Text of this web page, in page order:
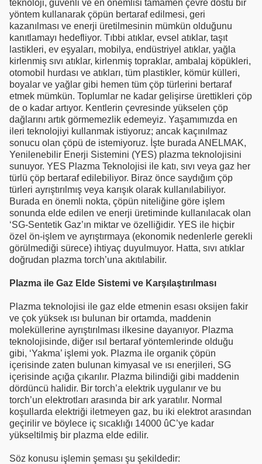
teknoloji, güvenli ve en önemlisi tamamen çevre dostu bir
yöntem kullanarak çöpün bertaraf edilmesi, geri
kazanılması ve enerji üretilmesinin mümkün olduğunu
kanıtlamayı hedefliyor. Tıbbi atıklar, evsel atıklar, taşıt
lastikleri, ev eşyaları, mobilya, endüstriyel atıklar, yağla
kirlenmiş sıvı atıklar, kirlenmiş topraklar, ambalaj köpükleri,
otomobil hurdası ve atıkları, tüm plastikler, kömür külleri,
boyalar ve yağlar gibi hemen tüm çöp türlerini bertaraf
etmek mümkün. Toplumlar ne kadar gelişirse ürettikleri çöp
de o kadar artıyor. Kentlerin çevresinde yükselen çöp
dağlarını artık görmemezlik edemeyiz. Yaşamımızda en
ileri teknolojiyi kullanmak istiyoruz; ancak kaçınılmaz
sonucu olan çöpü de istemiyoruz. İşte burada ANELMAK,
Yenilenebilir Enerji Sistemini (YES) plazma teknolojisini
sunuyor. YES Plazma Teknolojisi ile katı, sıvı veya gaz her
türlü çöp bertaraf edilebiliyor. Biraz önce saydığım çöp
türleri ayrıştırılmış veya karışık olarak kullanılabiliyor.
Burada en önemli nokta, çöpün niteliğine göre işlem
sonunda elde edilen ve enerji üretiminde kullanılacak olan
‘SG-Sentetik Gaz’ın miktar ve özelliğidir. YES ile hiçbir
özel ön-işlem ve ayrıştırmaya (ekonomik nedenlerle gerekli
görülmediği sürece) ihtiyaç duyulmuyor. Hatta, sıvı atıklar
doğrudan plazma torch’una akıtılabilir.
Plazma ile Gaz Elde Sistemi ve Karşılaştırılması
Plazma teknolojisi ile gaz elde etmenin esası oksijen fakir
ve çok yüksek ısı bulunan bir ortamda, maddenin
moleküllerine ayrıştırılması ilkesine dayanıyor. Plazma
teknolojisinde, diğer ısıl bertaraf yöntemlerinde olduğu
gibi, ‘Yakma’ işlemi yok. Plazma ile organik çöpün
içerisinde zaten bulunan kimyasal ve ısı enerjileri, SG
içerisinde açığa çıkarılır. Plazma bilindiği gibi maddenin
dördüncü halidir. Bir torch’a elektrik uygulanır ve bu
torch’un elektrotları arasında bir ark yaratılır. Normal
koşullarda elektriği iletmeyen gaz, bu iki elektrot arasından
geçirilir ve böylece iç sıcaklığı 14000 ûC’ye kadar
yükseltilmiş bir plazma elde edilir.
Söz konusu işlemin şeması şu şekildedir: